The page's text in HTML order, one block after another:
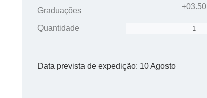
Graduações +03.50
Quantidade
Data prevista de expedição: 10 Agosto